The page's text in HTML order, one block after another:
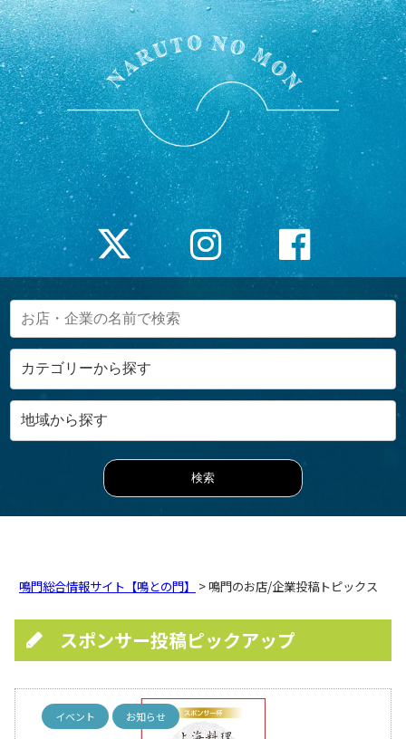
鳴門総合情報サイト【鳴との門】 > 鳴門のお店/企業投稿トピックス
スポンサー投稿ピックアップ
イベント お知らせ